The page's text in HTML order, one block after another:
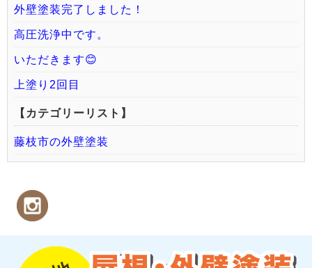
外壁塗装完了しました！
高圧洗浄中です。
いただきます😊
上塗り2回目
【カテゴリーリスト】
藤枝市の外壁塗装